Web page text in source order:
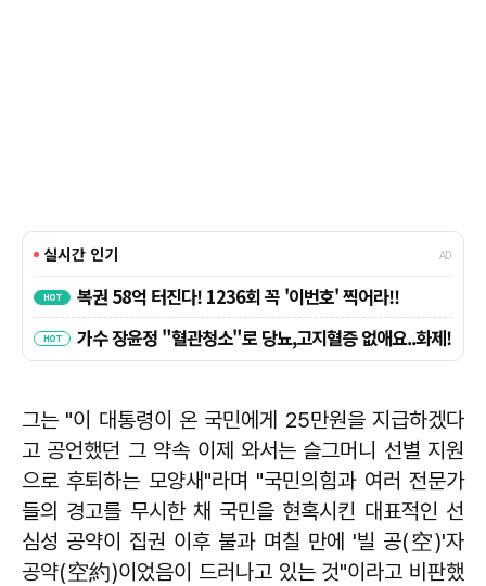
그는 "이 대통령이 온 국민에게 25만원을 지급하겠다
고 공언했던 그 약속 이제 와서는 슬그머니 선별 지원
으로 후퇴하는 모양새"라며 "국민의힘과 여러 전문가
들의 경고를 무시한 채 국민을 현혹시킨 대표적인 선
심성 공약이 집권 이후 불과 며칠 만에 '빌 공(空)'자
공약(空約)이었음이 드러나고 있는 것"이라고 비판했